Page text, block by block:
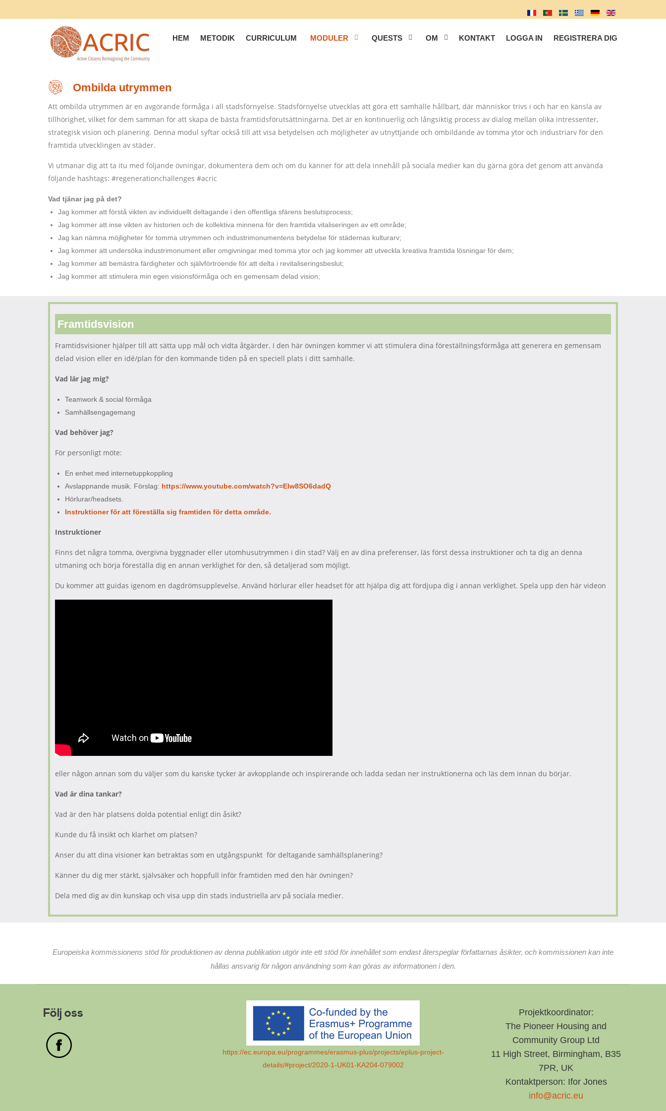
HEM METODIK CURRICULUM MODULER QUESTS OM KONTAKT LOGGA IN REGISTRERA DIG
Ombilda utrymmen
Att ombilda utrymmen är en avgörande förmåga i all stadsförnyelse. Stadsförnyelse utvecklas att göra ett samhälle hållbart, där människor trivs i och har en känsla av
tillhörighet, vilket för dem samman för att skapa de bästa framtidsförutsättningarna. Det är en kontinuerlig och långsiktig process av dialog mellan olika intressenter,
strategisk vision och planering. Denna modul syftar också till att visa betydelsen och möjligheter av utnyttjande och ombildande av tomma ytor och industriarv för den
framtida utvecklingen av städer.
Vi utmanar dig att ta itu med följande övningar, dokumentera dem och om du känner för att dela innehåll på sociala medier kan du gärna göra det genom att använda
följande hashtags: #regenerationchallenges #acric
Vad tjänar jag på det?
Jag kommer att förstå vikten av individuellt deltagande i den offentliga sfärens beslutsprocess;
Jag kommer att inse vikten av historien och de kollektiva minnena för den framtida vitaliseringen av ett område;
Jag kan nämna möjligheter för tomma utrymmen och industrimonumentens betydelse för städernas kulturarv;
Jag kommer att undersöka industrimonument eller omgivningar med tomma ytor och jag kommer att utveckla kreativa framtida lösningar för dem;
Jag kommer att bemästra färdigheter och självförtroende för att delta i revitaliseringsbeslut;
Jag kommer att stimulera min egen visionsförmåga och en gemensam delad vision;
Framtidsvision
Framtidsvisioner hjälper till att sätta upp mål och vidta åtgärder. I den här övningen kommer vi att stimulera dina föreställningsförmåga att generera en gemensam
delad vision eller en idé/plan för den kommande tiden på en speciell plats i ditt samhälle.
Vad lär jag mig?
Teamwork & social förmåga
Samhällsengagemang
Vad behöver jag?
För personligt möte:
En enhet med internetuppkoppling
Avslappnande musik. Förslag: https://www.youtube.com/watch?v=EIw8SO6dadQ
Hörlurar/headsets.
Instruktioner för att föreställa sig framtiden för detta område.
Instruktioner
Finns det några tomma, övergivna byggnader eller utomhusutrymmen i din stad? Välj en av dina preferenser, läs först dessa instruktioner och ta dig an denna
utmaning och börja föreställa dig en annan verklighet för den, så detaljerad som möjligt.
Du kommer att guidas igenom en dagdrömsupplevelse. Använd hörlurar eller headset för att hjälpa dig att fördjupa dig i annan verklighet. Spela upp den här videon
eller någon annan som du väljer som du kanske tycker är avkopplande och inspirerande och ladda sedan ner instruktionerna och läs dem innan du börjar.
Vad är dina tankar?
Vad är den här platsens dolda potential enligt din åsikt?
Kunde du få insikt och klarhet om platsen?
Anser du att dina visioner kan betraktas som en utgångspunkt för deltagande samhällsplanering?
Känner du dig mer stärkt, självsäker och hoppfull inför framtiden med den här övningen?
Dela med dig av din kunskap och visa upp din stads industriella arv på sociala medier.
Europeiska kommissionens stöd för produktionen av denna publikation utgör inte ett stöd för innehållet som endast återspeglar författarnas åsikter, och kommissionen kan inte
hållas ansvarig för någon användning som kan göras av informationen i den.
Följ oss
https://ec.europa.eu/programmes/erasmus-plus/projects/eplus-project-
details/#project/2020-1-UK01-KA204-079002
Projektkoordinator:
The Pioneer Housing and
Community Group Ltd
11 High Street, Birmingham, B35
7PR, UK
Kontaktperson: Ifor Jones
info@acric.eu